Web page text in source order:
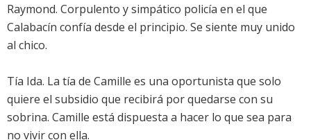
Raymond. Corpulento y simpático policía en el que
Calabacín confía desde el principio. Se siente muy unido
al chico.
Tía Ida. La tía de Camille es una oportunista que solo
quiere el subsidio que recibirá por quedarse con su
sobrina. Camille está dispuesta a hacer lo que sea para
no vivir con ella.